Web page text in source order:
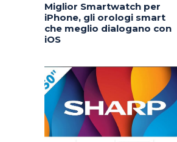
Miglior Smartwatch per
iPhone, gli orologi smart
che meglio dialogano con
iOS